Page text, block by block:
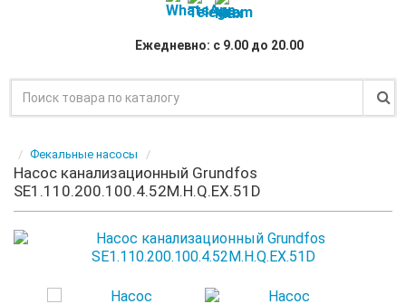
Ежедневно: с 9.00 до 20.00
Фекальные насосы
Насос канализационный Grundfos
SE1.110.200.100.4.52M.H.Q.EX.51D